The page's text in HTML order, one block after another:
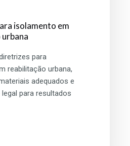
isolamento em
para
reabilitação urbana,
adequados e
para resultados